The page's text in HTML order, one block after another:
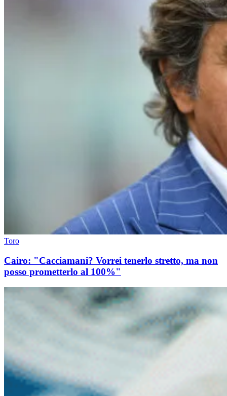
Toro
Cairo: "Cacciamani? Vorrei tenerlo stretto, ma non
posso prometterlo al 100%"